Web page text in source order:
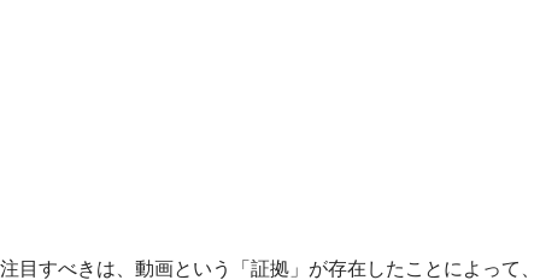
注目すべきは、動画という「証拠」が存在したことによって、